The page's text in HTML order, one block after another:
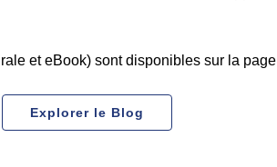
et eBook) sont disponibles sur la page
Explorer le Blog